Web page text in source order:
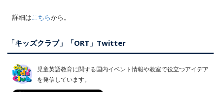
詳細はこちらから。
「キッズクラブ」「ORT」Twitter
児童英語教育に関する国内イベント情報や教室で役立つアイデア
を発信しています。